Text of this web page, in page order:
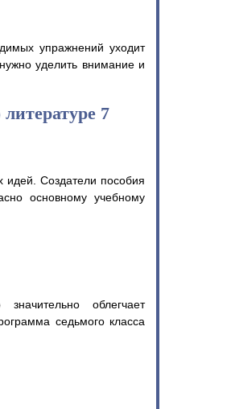
упражнений уходит
уделить внимание и
7
идей. Создатели пособия
основному учебному
облегчает
седьмого класса